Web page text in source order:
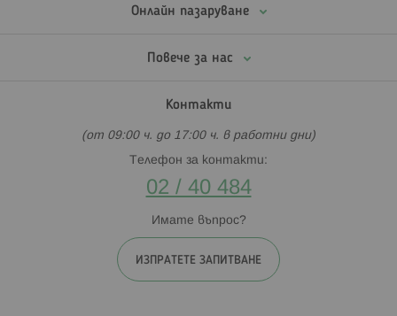
Онлайн пазаруване
Повече за нас
Контакти
(от 09:00 ч. до 17:00 ч. в работни дни)
Телефон за контакти:
02 / 40 484
Имате въпрос?
ИЗПРАТЕТЕ ЗАПИТВАНЕ